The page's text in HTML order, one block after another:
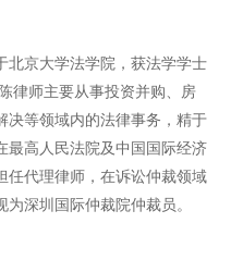
北京大学法学院，获法学学士
律师主要从事投资并购、房
决等领域内的法律事务，精于
最高人民法院及中国国际经济
任代理律师，在诉讼仲裁领域
深圳国际仲裁院仲裁员。